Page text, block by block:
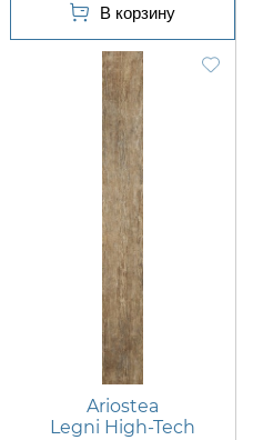
Ariostea
Legni High-Tech